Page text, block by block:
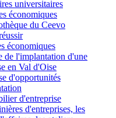
universitaires
économiques
du Ceevo
économiques
de l'implantation d'une
en Val d'Oise
d'opportunités
d'entreprise
d'entreprises, les